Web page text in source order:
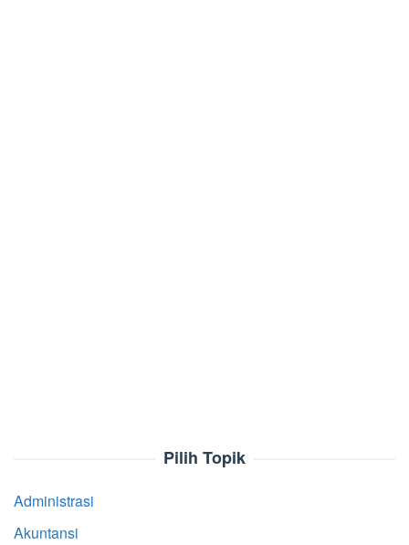
Pilih Topik
Administrasi
Akuntansi